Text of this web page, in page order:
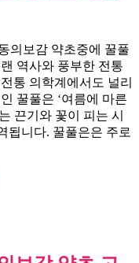
의보감 약초중에 꿀풀
역사와 풍부한 전통
통 의학계에서도 널리
꿀풀은 ‘여름에 마른
끈기와 꽃이 피는 시
됩니다. 꿀풀은은 주로